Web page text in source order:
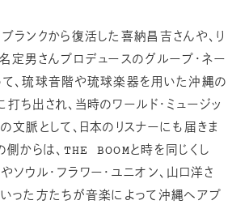
ランクから復活した喜納昌吉さんや、り
定男さんプロデュースのグループ・ネー
て、琉球音階や琉球楽器を用いた沖縄の
ち出され、当時のワールド・ミュージッ
文脈として、日本のリスナーにも届きま
側からは、THE BOOMと時を同じくし
ソウル・フラワー・ユニオン、山口洋さ
った方たちが音楽によって沖縄へアプ